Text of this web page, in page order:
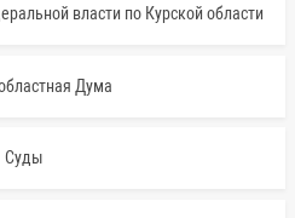
власти по Курской области
Дума
Суды